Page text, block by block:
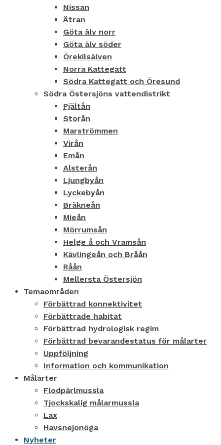
Nissan
Ätran
Göta älv norr
Göta älv söder
Örekilsälven
Norra Kattegatt
Södra Kattegatt och Öresund
Södra Östersjöns vattendistrikt
Pjältån
Storån
Marströmmen
Virån
Emån
Alsterån
Ljungbyån
Lyckebyån
Bräkneån
Mieån
Mörrumsån
Helge å och Vramsån
Kävlingeån och Bråån
Råån
Mellersta Östersjön
Temaområden
Förbättrad konnektivitet
Förbättrade habitat
Förbättrad hydrologisk regim
Förbättrad bevarandestatus för målarter
Uppföljning
Information och kommunikation
Målarter
Flodpärlmussla
Tjockskalig målarmussla
Lax
Havsnejonöga
Nyheter